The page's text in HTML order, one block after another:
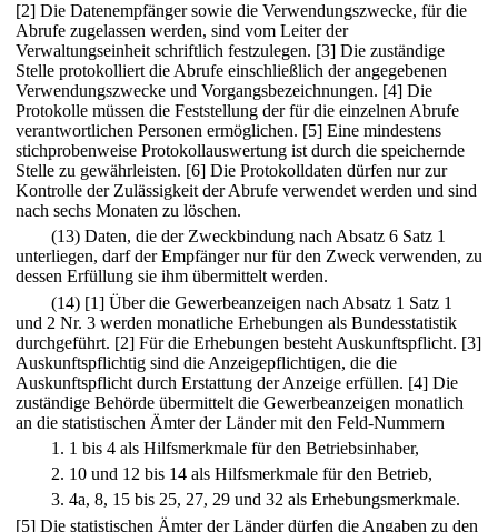
[2] Die Datenempfänger sowie die Verwendungszwecke, für die
Abrufe zugelassen werden, sind vom Leiter der
Verwaltungseinheit schriftlich festzulegen. [3] Die zuständige
Stelle protokolliert die Abrufe einschließlich der angegebenen
Verwendungszwecke und Vorgangsbezeichnungen. [4] Die
Protokolle müssen die Feststellung der für die einzelnen Abrufe
verantwortlichen Personen ermöglichen. [5] Eine mindestens
stichprobenweise Protokollauswertung ist durch die speichernde
Stelle zu gewährleisten. [6] Die Protokolldaten dürfen nur zur
Kontrolle der Zulässigkeit der Abrufe verwendet werden und sind
nach sechs Monaten zu löschen.
(13) Daten, die der Zweckbindung nach Absatz 6 Satz 1
unterliegen, darf der Empfänger nur für den Zweck verwenden, zu
dessen Erfüllung sie ihm übermittelt werden.
(14) [1] Über die Gewerbeanzeigen nach Absatz 1 Satz 1
und 2 Nr. 3 werden monatliche Erhebungen als Bundesstatistik
durchgeführt. [2] Für die Erhebungen besteht Auskunftspflicht. [3]
Auskunftspflichtig sind die Anzeigepflichtigen, die die
Auskunftspflicht durch Erstattung der Anzeige erfüllen. [4] Die
zuständige Behörde übermittelt die Gewerbeanzeigen monatlich
an die statistischen Ämter der Länder mit den Feld-Nummern
1. 1 bis 4 als Hilfsmerkmale für den Betriebsinhaber,
2. 10 und 12 bis 14 als Hilfsmerkmale für den Betrieb,
3. 4a, 8, 15 bis 25, 27, 29 und 32 als Erhebungsmerkmale.
[5] Die statistischen Ämter der Länder dürfen die Angaben zu den